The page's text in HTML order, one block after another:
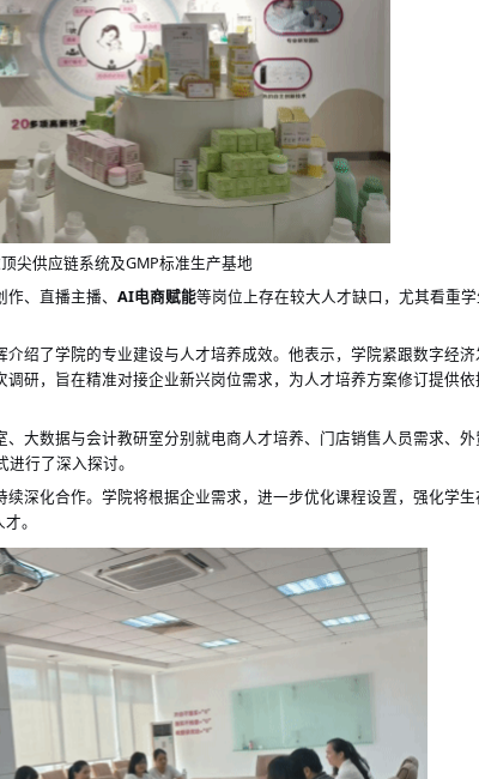
尖供应链系统及GMP标准生产基地
作、直播主播、AI电商赋能等岗位上存在较大人才缺口，尤其看重
介绍了学院的专业建设与人才培养成效。他表示，学院紧跟数字经
调研，旨在精准对接企业新兴岗位需求，为人才培养方案修订提供
大数据与会计教研室分别就电商人才培养、门店销售人员需求、
行了深入探讨。
续深化合作。学院将根据企业需求，进一步优化课程设置，强化学
。